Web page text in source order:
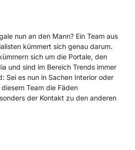
nun an den Mann? Ein Team aus
kümmert sich genau darum.
sich um die Portale, den
und sind im Bereich Trends immer
Sei es nun in Sachen Interior oder
Team die Fäden
der Kontakt zu den anderen